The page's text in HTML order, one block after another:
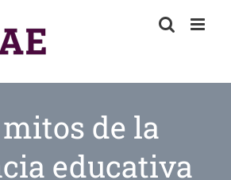
de la
educativa